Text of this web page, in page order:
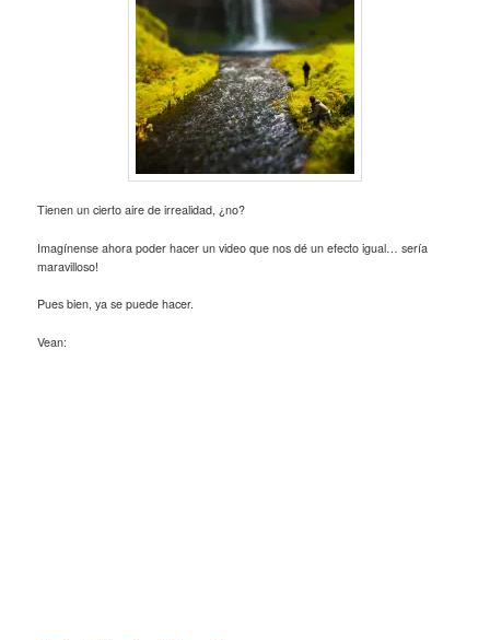
Tienen un cierto aire de irrealidad, ¿no?
Imagínense ahora poder hacer un video que nos dé un efecto igual… sería
maravilloso!
Pues bien, ya se puede hacer.
Vean: